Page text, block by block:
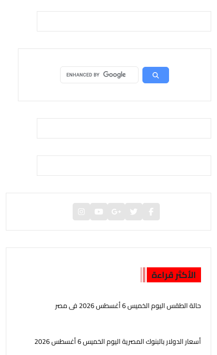
الأكثر قراءة
حالة الطقس اليوم الخميس 6 أغسطس 2026 فى مصر
أسعار الدولار بالبنوك المصرية اليوم الخميس 6 أغسطس 2026